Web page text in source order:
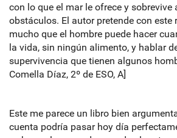
con lo que el mar le ofrece y sobrevive
obstáculos. El autor pretende con este
mucho que el hombre puede hacer
la vida, sin ningún alimento, y hablar
supervivencia que tienen algunos
Comella Díaz, 2º de ESO, A]
Este me parece un libro bien
cuenta podría pasar hoy día